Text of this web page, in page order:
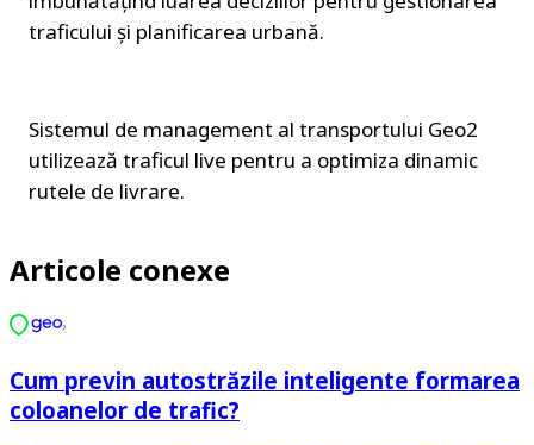
traficului și planificarea urbană.
Sistemul de management al transportului Geo2
utilizează traficul live pentru a optimiza dinamic
rutele de livrare.
Articole conexe
Cum previn autostrăzile inteligente formarea
coloanelor de trafic?